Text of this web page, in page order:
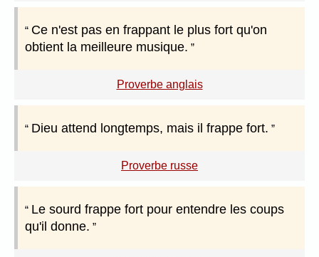
Ce n'est pas en frappant le plus fort qu'on
obtient la meilleure musique.
Proverbe anglais
Dieu attend longtemps, mais il frappe fort.
Proverbe russe
Le sourd frappe fort pour entendre les coups
qu'il donne.